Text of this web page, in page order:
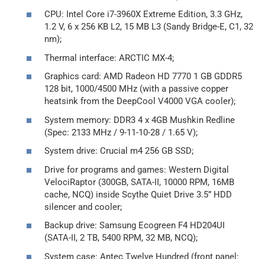
CPU: Intel Core i7-3960X Extreme Edition, 3.3 GHz,
1.2 V, 6 x 256 KB L2, 15 MB L3 (Sandy Bridge-E, C1, 32
nm);
Thermal interface: ARCTIC MX-4;
Graphics card: AMD Radeon HD 7770 1 GB GDDR5
128 bit, 1000/4500 MHz (with a passive copper
heatsink from the DeepCool V4000 VGA cooler);
System memory: DDR3 4 x 4GB Mushkin Redline
(Spec: 2133 MHz / 9-11-10-28 / 1.65 V);
System drive: Crucial m4 256 GB SSD;
Drive for programs and games: Western Digital
VelociRaptor (300GB, SATA-II, 10000 RPM, 16MB
cache, NCQ) inside Scythe Quiet Drive 3.5” HDD
silencer and cooler;
Backup drive: Samsung Ecogreen F4 HD204UI
(SATA-II, 2 TB, 5400 RPM, 32 MB, NCQ);
System case: Antec Twelve Hundred (front panel: